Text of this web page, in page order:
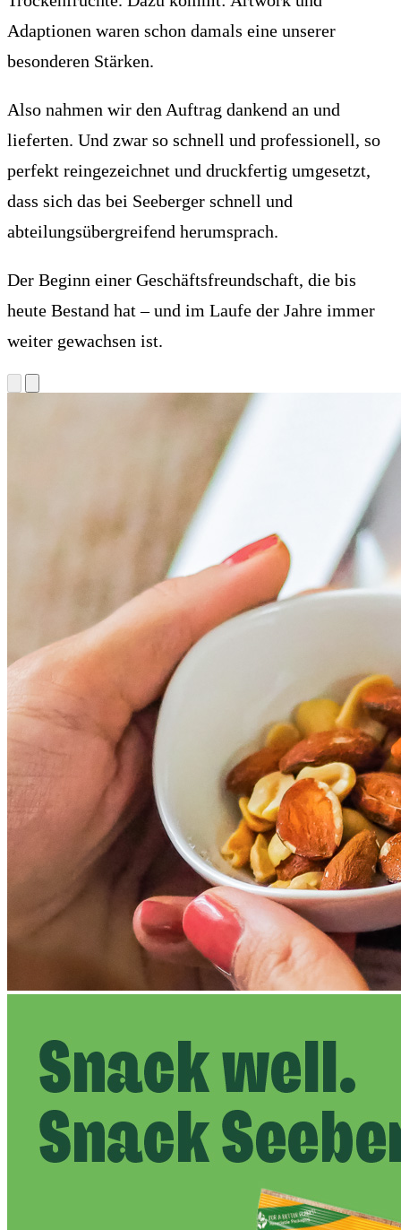
Adaptionen waren schon damals eine unserer
besonderen Stärken.
Also nahmen wir den Auftrag dankend an und
lieferten. Und zwar so schnell und professionell, so
perfekt reingezeichnet und druckfertig umgesetzt,
dass sich das bei Seeberger schnell und
abteilungsübergreifend herumsprach.
Der Beginn einer Geschäftsfreundschaft, die bis
heute Bestand hat ­– und im Laufe der Jahre immer
weiter gewachsen ist.